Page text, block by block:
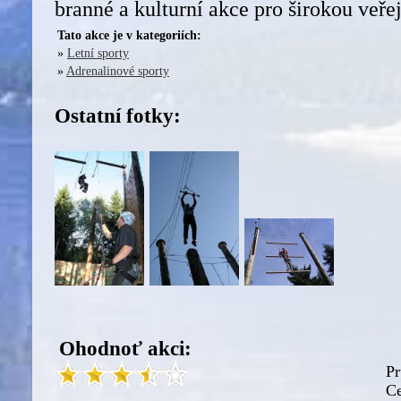
branné a kulturní akce pro širokou
Tato akce je v kategoriích:
» Letní sporty
» Adrenalinové sporty
Ostatní fotky:
Ohodnoť akci: